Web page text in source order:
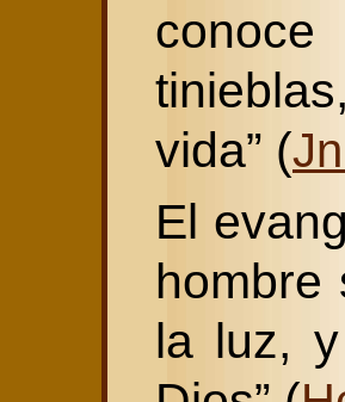
vida” (
El
hombre
la luz,